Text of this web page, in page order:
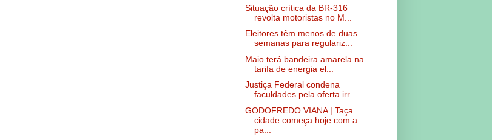
Situação crítica da BR-316
revolta motoristas no M...
Eleitores têm menos de duas
semanas para regulariz...
Maio terá bandeira amarela na
tarifa de energia el...
Justiça Federal condena
faculdades pela oferta irr...
GODOFREDO VIANA | Taça
cidade começa hoje com a
pa...